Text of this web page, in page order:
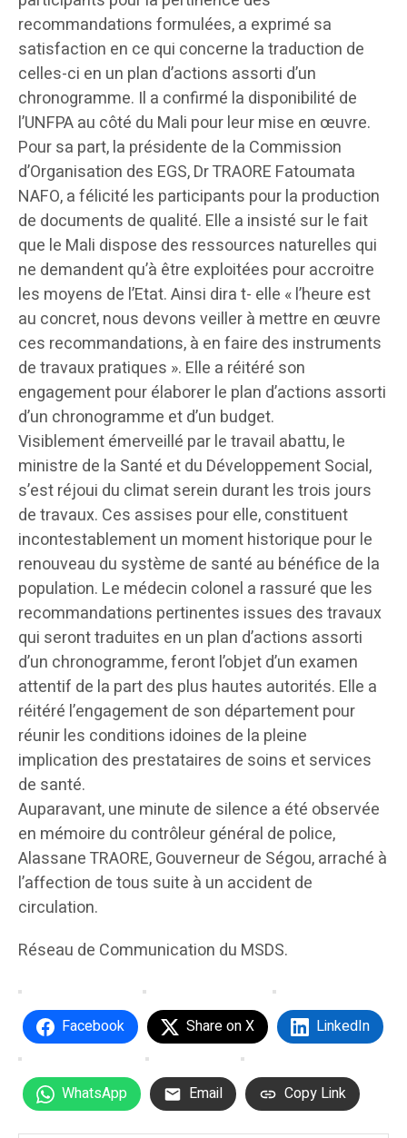
recommandations formulées, a exprimé sa
satisfaction en ce qui concerne la traduction de
celles-ci en un plan d’actions assorti d’un
chronogramme. Il a confirmé la disponibilité de
l’UNFPA au côté du Mali pour leur mise en œuvre.
Pour sa part, la présidente de la Commission
d’Organisation des EGS, Dr TRAORE Fatoumata
NAFO, a félicité les participants pour la production
de documents de qualité. Elle a insisté sur le fait
que le Mali dispose des ressources naturelles qui
ne demandent qu’à être exploitées pour accroitre
les moyens de l’Etat. Ainsi dira t- elle « l’heure est
au concret, nous devons veiller à mettre en œuvre
ces recommandations, à en faire des instruments
de travaux pratiques ». Elle a réitéré son
engagement pour élaborer le plan d’actions assorti
d’un chronogramme et d’un budget.
Visiblement émerveillé par le travail abattu, le
ministre de la Santé et du Développement Social,
s’est réjoui du climat serein durant les trois jours
de travaux. Ces assises pour elle, constituent
incontestablement un moment historique pour le
renouveau du système de santé au bénéfice de la
population. Le médecin colonel a rassuré que les
recommandations pertinentes issues des travaux
qui seront traduites en un plan d’actions assorti
d’un chronogramme, feront l’objet d’un examen
attentif de la part des plus hautes autorités. Elle a
réitéré l’engagement de son département pour
réunir les conditions idoines de la pleine
implication des prestataires de soins et services
de santé.
Auparavant, une minute de silence a été observée
en mémoire du contrôleur général de police,
Alassane TRAORE, Gouverneur de Ségou, arraché à
l’affection de tous suite à un accident de
circulation.
Réseau de Communication du MSDS.
Facebook Share on X LinkedIn
WhatsApp Email Copy Link